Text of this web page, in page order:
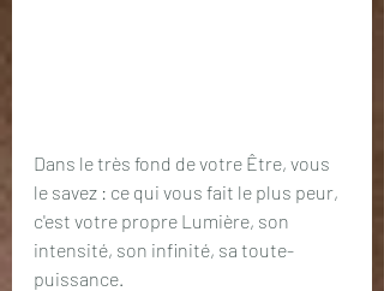
Dans le très fond de votre Être, vous
le savez : ce qui vous fait le plus peur,
c'est votre propre Lumière, son
intensité, son infinité, sa toute-
puissance.